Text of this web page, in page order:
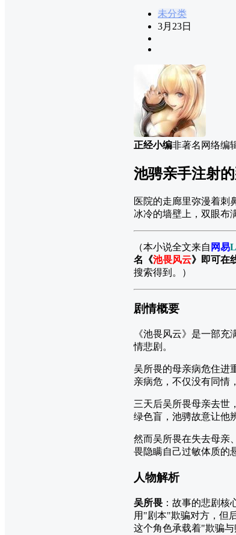
未分类
3月23日
正经小编非著名网络编
池骋亲手注射
医院的走廊里弥漫着刺
冰冷的墙壁上，双眼布
（本小说全文来自 网易
名《池畏风云》即可在
搜索得到。）
剧情概要
《池畏风云》是一部
情悲剧。
吴所畏的母亲病危住进
亲病危，不仅没有同情
三天后吴所畏母亲去世
绿色盲，池骋故意让他
然而吴所畏在失去母亲
畏隐瞒自己过敏体质的
人物解析
吴所畏 ：故事的悲剧
用"剧本"欺骗对方，但
这个角色承载着"欺骗